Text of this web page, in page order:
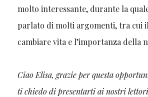
molto interessante, durante la
parlato di molti argomenti, tra cui
cambiare vita e l’importanza della
Ciao Elisa, grazie per questa
ti chiedo di presentarti ai nostri